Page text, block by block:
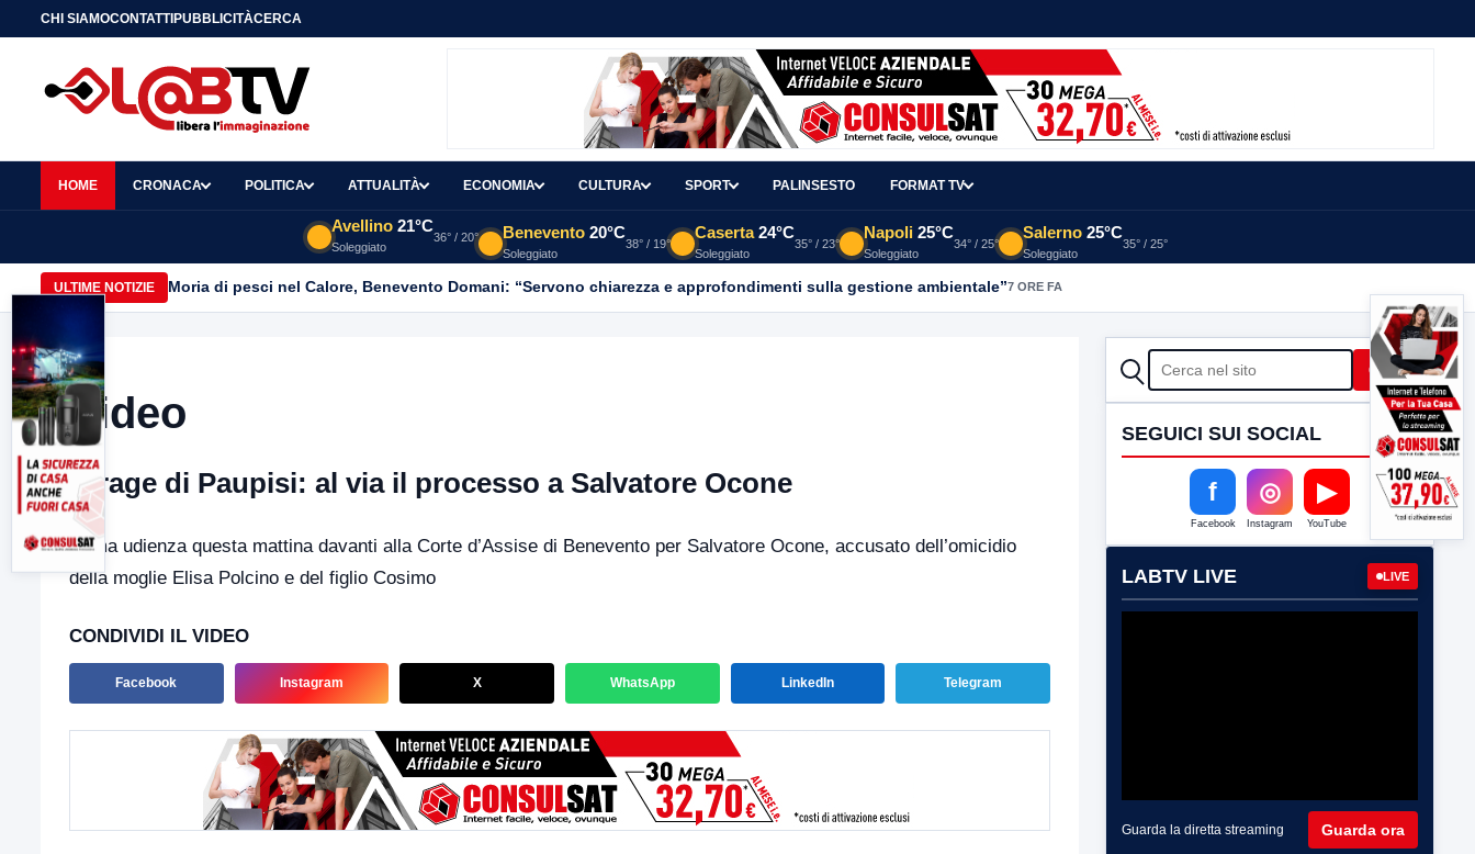
CHI SIAMOCONTATTIPUBBLICITÀCERCA
HOME CRONACA POLITICA ATTUALITÀ ECONOMIA CULTURA SPORT PALINSESTO FORMAT TV
Avellino 21°C
Soleggiato
36° / 20° Benevento 20°C
Soleggiato
38° / 19°
Caserta 24°C
Soleggiato
35° / 23°
Napoli 25°C
Soleggiato
34° / 25°
Salerno 25°C
Soleggiato
35° / 25°
ULTIME NOTIZIE Moria di pesci nel Calore, Benevento Domani: “Servono chiarezza e approfondimenti sulla gestione ambientale”7 ORE FA
Video
Strage di Paupisi: al via il processo a Salvatore Ocone
Prima udienza questa mattina davanti alla Corte d’Assise di Benevento per Salvatore Ocone, accusato dell’omicidio
della moglie Elisa Polcino e del figlio Cosimo
CONDIVIDI IL VIDEO
Facebook Instagram X WhatsApp LinkedIn Telegram
CERCA Cerca
SEGUICI SUI SOCIAL
f
Facebook
◎
Instagram
▶
YouTube
LABTV LIVE LIVE
Guarda la diretta streaming Guarda ora